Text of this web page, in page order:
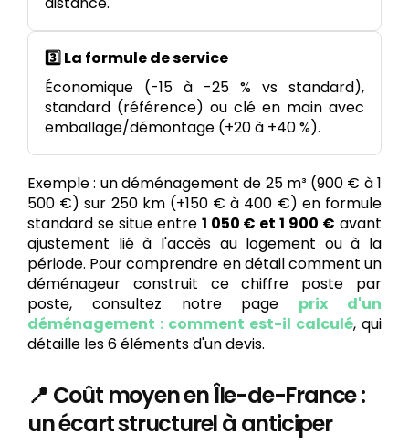
3️⃣ La formule de service
Économique (-15 à -25 % vs standard),
standard (référence) ou clé en main avec
emballage/démontage (+20 à +40 %).
Exemple : un déménagement de 25 m³ (900 € à 1
500 €) sur 250 km (+150 € à 400 €) en formule
standard se situe entre 1 050 € et 1 900 € avant
ajustement lié à l'accès au logement ou à la
période. Pour comprendre en détail comment un
déménageur construit ce chiffre poste par
poste, consultez notre page prix d'un
déménagement : comment est-il calculé, qui
détaille les 6 éléments d'un devis.
📍 Coût moyen en Île-de-France :
un écart structurel à anticiper